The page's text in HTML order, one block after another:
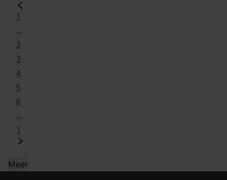
1
...
2
3
4
5
6
...
1
Meer